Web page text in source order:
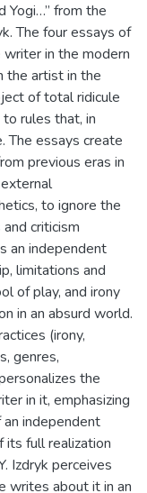
Yogi…” from the
The four essays of
in the modern
the artist in the
of total ridicule
rules that, in
The essays create
previous eras in
to ignore the
criticism
an independent
limitations and
of play, and irony
in an absurd world.
(irony,
genres,
the
in it, emphasizing
independent
its full realization
Izdryk perceives
writes about it in an